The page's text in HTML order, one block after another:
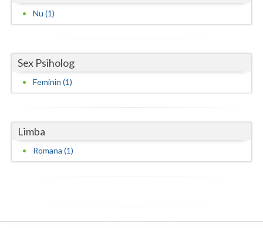
Teleorman
Tulcea
Valcea
Vrancea
Nu (1)
Sex Psiholog
Feminin (1)
Limba
Romana (1)